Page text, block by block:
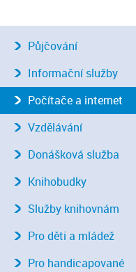
Půjčování
Informační služby
Počítače a internet
Vzdělávání
Donášková služba
Knihobudky
Služby knihovnám
Pro děti a mládež
Pro handicapované